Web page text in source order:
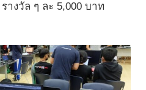
างวัล ๆ ละ 5,000 บาท